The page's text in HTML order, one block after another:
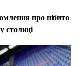
про нібито
столиці